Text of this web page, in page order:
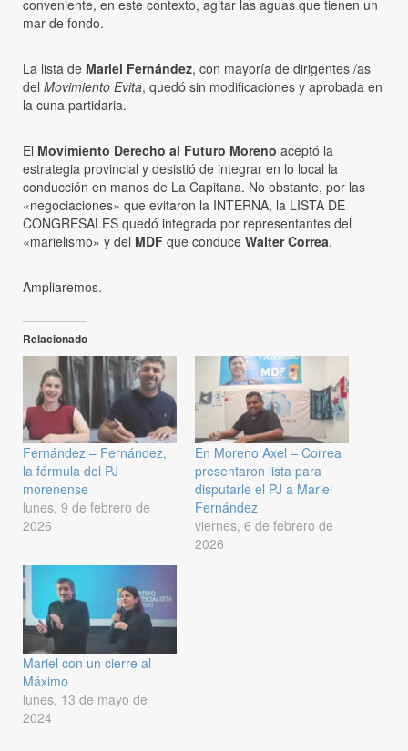
conveniente, en este contexto, agitar las aguas que tienen un
mar de fondo.
La lista de Mariel Fernández, con mayoría de dirigentes /as
del Movimiento Evita, quedó sin modificaciones y aprobada en
la cuna partidaria.
El Movimiento Derecho al Futuro Moreno aceptó la
estrategia provincial y desistió de integrar en lo local la
conducción en manos de La Capitana. No obstante, por las
«negociaciones» que evitaron la INTERNA, la LISTA DE
CONGRESALES quedó integrada por representantes del
«marielismo» y del MDF que conduce Walter Correa.
Ampliaremos.
Relacionado
Fernández – Fernández,
la fórmula del PJ
morenense
lunes, 9 de febrero de
2026
En Moreno Axel – Correa
presentaron lista para
disputarle el PJ a Mariel
Fernández
viernes, 6 de febrero de
2026
Mariel con un cierre al
Máximo
lunes, 13 de mayo de
2024